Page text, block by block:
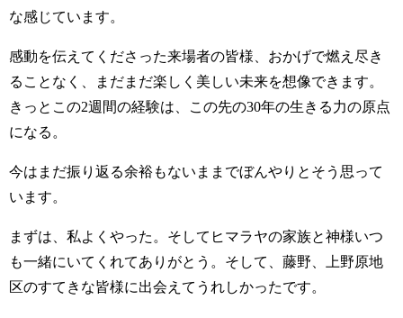
な感じています。
感動を伝えてくださった来場者の皆様、おかげで燃え尽き
ることなく、まだまだ楽しく美しい未来を想像できます。
きっとこの2週間の経験は、この先の30年の生きる力の原点
になる。
今はまだ振り返る余裕もないままでぼんやりとそう思って
います。
まずは、私よくやった。そしてヒマラヤの家族と神様いつ
も一緒にいてくれてありがとう。そして、藤野、上野原地
区のすてきな皆様に出会えてうれしかったです。